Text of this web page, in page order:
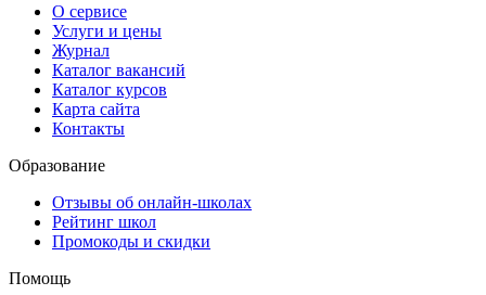
О сервисе
Услуги и цены
Журнал
Каталог вакансий
Каталог курсов
Карта сайта
Контакты
Образование
Отзывы об онлайн-школах
Рейтинг школ
Промокоды и скидки
Помощь